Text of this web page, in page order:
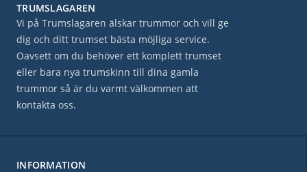
TRUMSLAGAREN
Vi på Trumslagaren älskar trummor och vill ge
dig och ditt trumset bästa möjliga service.
Oavsett om du behöver ett komplett trumset
eller bara nya trumskinn till dina gamla
trummor så är du varmt välkommen att
kontakta oss.
INFORMATION